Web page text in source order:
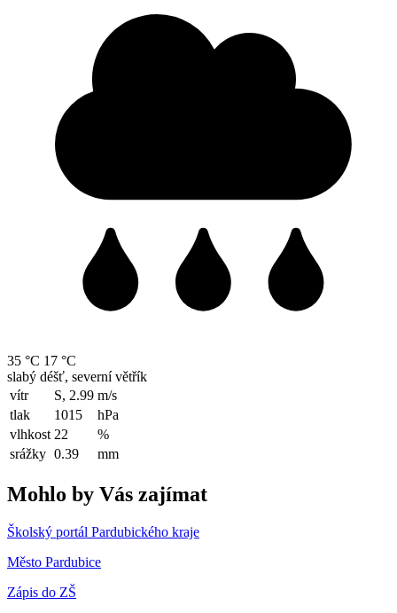
35 °C 17 °C
slabý déšť, severní větřík
vítr
S, 2.99 m/s
tlak
1015
hPa
vlhkost 22
%
srážky 0.39 mm
Mohlo by Vás zajímat
Školský portál Pardubického kraje
Město Pardubice
Zápis do ZŠ